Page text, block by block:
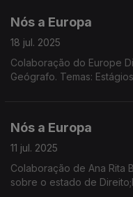
Nós a Europa
18 jul. 2025
Colaboração do Europe
Geógrafo. Temas:
Nós a Europa
11 jul. 2025
Colaboração de Ana Rita
sobre o estado de